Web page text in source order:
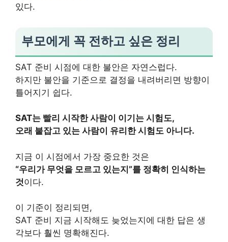
있다.
부모에게 꼭 전하고 싶은 정리
SAT 준비 시점에 대한 불안은 자연스럽다.
하지만 불안을 기준으로 결정을 내려버리면 방향이
틀어지기 쉽다.
SAT는 빨리 시작한 사람이 이기는 시험도,
오래 붙잡고 있는 사람이 유리한 시험도 아니다.
지금 이 시점에서 가장 중요한 것은
“우리가 무엇을 모르고 있는지”를 정확히 인식하는
것이다.
이 기준이 정리되면,
SAT 준비 지금 시작해도 늦었는지에 대한 답은 생
각보다 훨씬 명확해진다.